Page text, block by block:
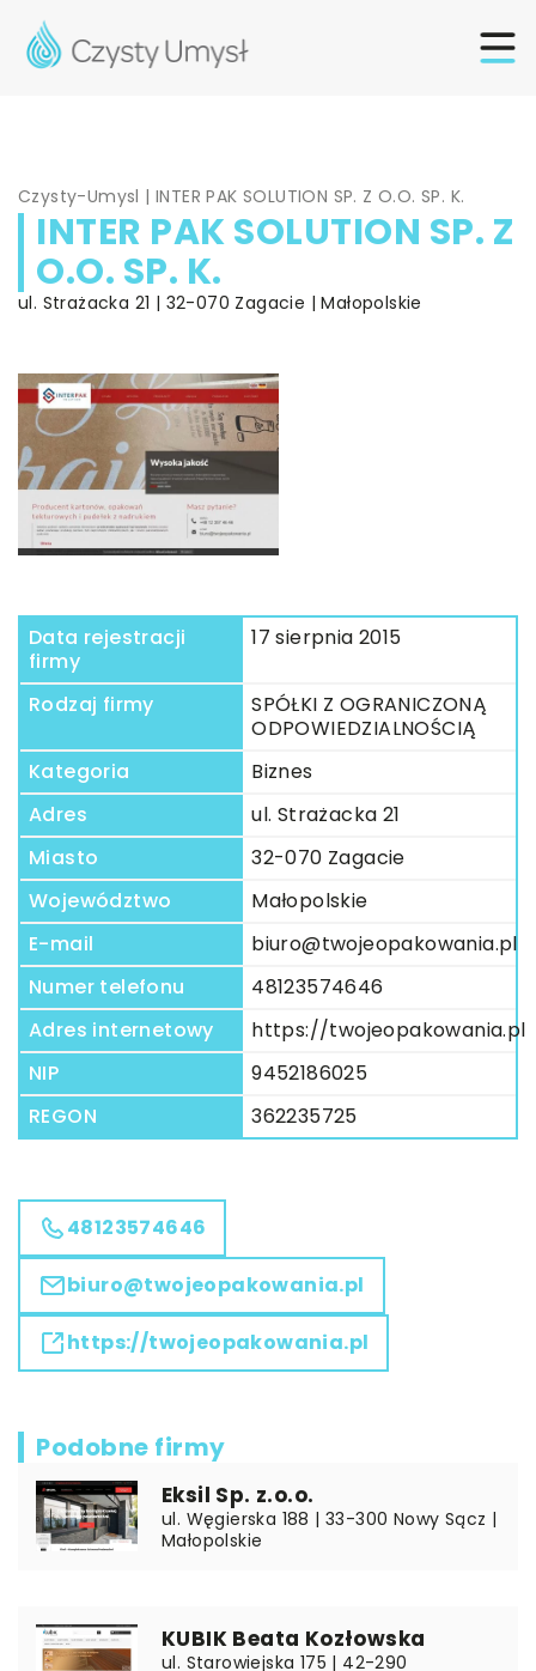
Czysty-Umysl |INTER PAK SOLUTION SP. Z O.O. SP. K.
INTER PAK SOLUTION SP. Z
O.O. SP. K.
ul. Strażacka 21 | 32-070 Zagacie | Małopolskie
Data rejestracji
firmy
17 sierpnia 2015
Rodzaj firmy
SPÓŁKI Z OGRANICZONĄ
ODPOWIEDZIALNOŚCIĄ
Kategoria
Biznes
Adres
ul. Strażacka 21
Miasto
32-070 Zagacie
Województwo
Małopolskie
E-mail
biuro@twojeopakowania.pl
Numer telefonu
48123574646
Adres internetowy
https://twojeopakowania.pl
NIP
9452186025
REGON
362235725
48123574646
biuro@twojeopakowania.pl
https://twojeopakowania.pl
Podobne firmy
Eksil Sp. z.o.o.
ul. Węgierska 188 | 33-300 Nowy Sącz |
Małopolskie
KUBIK Beata Kozłowska
ul. Starowiejska 175 | 42-290